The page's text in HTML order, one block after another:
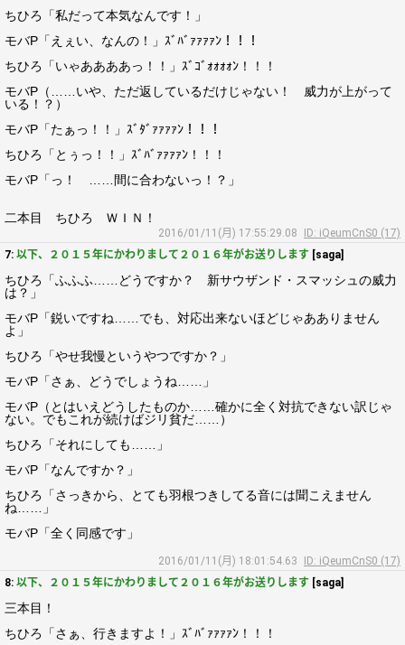
ちひろ「私だって本気なんです！」
モバP「えぇい、なんの！」ｽﾞﾊﾞｧｧｧｧﾝ！！！
ちひろ「いゃああああっ！！」ｽﾞｺﾞｫｫｫｫﾝ！！！
モバP（……いや、ただ返しているだけじゃない！ 威力が上がって
いる！？）
モバP「たぁっ！！」ｽﾞﾀﾞｧｧｧｧﾝ！！！
ちひろ「とぅっ！！」ｽﾞﾊﾞｧｧｧｧﾝ！！！
モバP「っ！ ……間に合わないっ！？」
二本目 ちひろ ＷＩＮ！
2016/01/11(月) 17:55:29.08
ID: iQeumCnS0 (17)
7: 以下、２０１５年にかわりまして２０１６年がお送りします [saga]
ちひろ「ふふふ……どうですか？ 新サウザンド・スマッシュの威力
は？」
モバP「鋭いですね……でも、対応出来ないほどじゃあありません
よ」
ちひろ「やせ我慢というやつですか？」
モバP「さぁ、どうでしょうね……」
モバP（とはいえどうしたものか……確かに全く対抗できない訳じゃ
ない。でもこれが続けばジリ貧だ……）
ちひろ「それにしても……」
モバP「なんですか？」
ちひろ「さっきから、とても羽根つきしてる音には聞こえません
ね……」
モバP「全く同感です」
2016/01/11(月) 18:01:54.63
ID: iQeumCnS0 (17)
8: 以下、２０１５年にかわりまして２０１６年がお送りします [saga]
三本目！
ちひろ「さぁ、行きますよ！」ｽﾞﾊﾞｧｧｧｧﾝ！！！